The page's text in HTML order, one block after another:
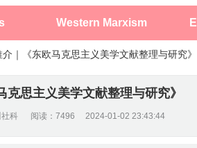
Western Marxism
介｜《东欧马克思主义美学文献整理与研究》
克思主义美学文献整理与研究》
社科 阅读：7496 2024-01-02 23:43:44